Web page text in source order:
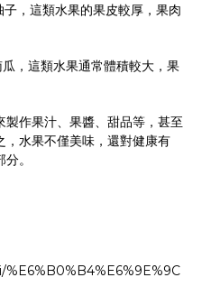
，這類水果的果皮較厚，果肉
，這類水果通常體積較大，果
作果汁、果醬、甜品等，甚至
水果不僅美味，還對健康有
。